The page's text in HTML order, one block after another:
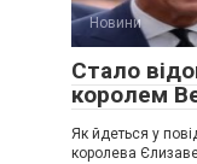
Новини
Стало
королем
Як йдеться у
королева